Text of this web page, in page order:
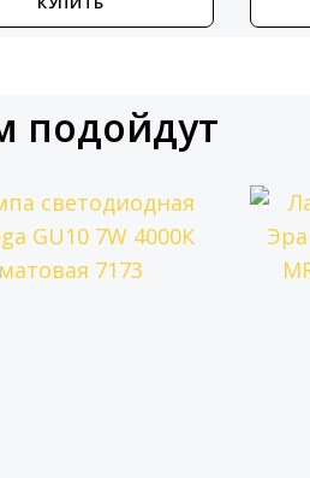
подойдут